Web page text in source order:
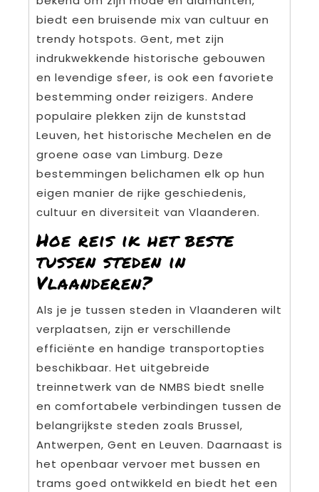
biedt een bruisende mix van cultuur en
trendy hotspots. Gent, met zijn
indrukwekkende historische gebouwen
en levendige sfeer, is ook een favoriete
bestemming onder reizigers. Andere
populaire plekken zijn de kunststad
Leuven, het historische Mechelen en de
groene oase van Limburg. Deze
bestemmingen belichamen elk op hun
eigen manier de rijke geschiedenis,
cultuur en diversiteit van Vlaanderen.
Hoe reis ik het beste
tussen steden in
Vlaanderen?
Als je je tussen steden in Vlaanderen wilt
verplaatsen, zijn er verschillende
efficiënte en handige transportopties
beschikbaar. Het uitgebreide
treinnetwerk van de NMBS biedt snelle
en comfortabele verbindingen tussen de
belangrijkste steden zoals Brussel,
Antwerpen, Gent en Leuven. Daarnaast is
het openbaar vervoer met bussen en
trams goed ontwikkeld en biedt het een